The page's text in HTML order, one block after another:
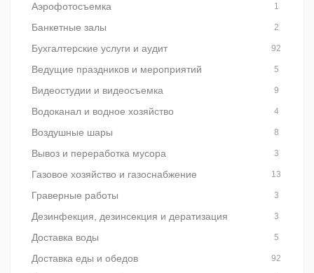
Аэрофотосъемка 1
Банкетные залы 2
Бухгалтерские услуги и аудит 92
Ведущие праздников и мероприятий 5
Видеостудии и видеосъемка 9
Водоканал и водное хозяйство 4
Воздушные шары 8
Вывоз и переработка мусора 3
Газовое хозяйство и газоснабжение 13
Граверные работы 3
Дезинфекция, дезинсекция и дератизация 3
Доставка воды 5
Доставка еды и обедов 92